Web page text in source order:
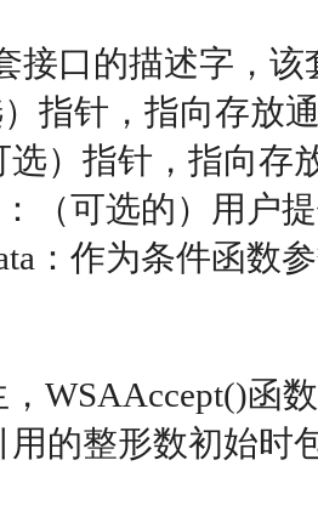
接口的描述字，
指针，指向存放
选）指针，指向存
（可选的）用户
：作为条件函数
WSAAccept()函
用的整形数初始